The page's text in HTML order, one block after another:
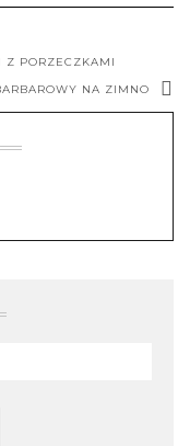
Z PORZECZKAMI
NA ZIMNO